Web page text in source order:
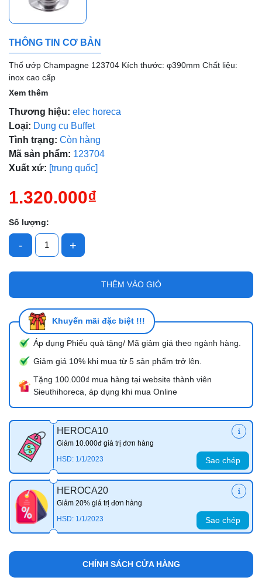
THÔNG TIN CƠ BẢN
Thố ướp Champagne 123704 Kích thước: φ390mm Chất liệu:
inox cao cấp
Xem thêm
Thương hiệu: elec horeca
Loại: Dụng cụ Buffet
Tình trạng: Còn hàng
Mã sản phẩm: 123704
Xuất xứ: [trung quốc]
1.320.000₫
Số lượng:
- +
THÊM VÀO GIỎ
Khuyến mãi đặc biệt !!!
Áp dụng Phiếu quà tặng/ Mã giảm giá theo ngành hàng.
Giảm giá 10% khi mua từ 5 sản phẩm trở lên.
Tặng 100.000₫ mua hàng tại website thành viên
Sieuthihoreca, áp dụng khi mua Online
HEROCA10
Giảm 10.000đ giá trị đơn hàng
HSD: 1/1/2023
Sao chép
HEROCA20
Giảm 20% giá trị đơn hàng
HSD: 1/1/2023
Sao chép
Ngày hết hạn:
CHÍNH SÁCH CỬA HÀNG